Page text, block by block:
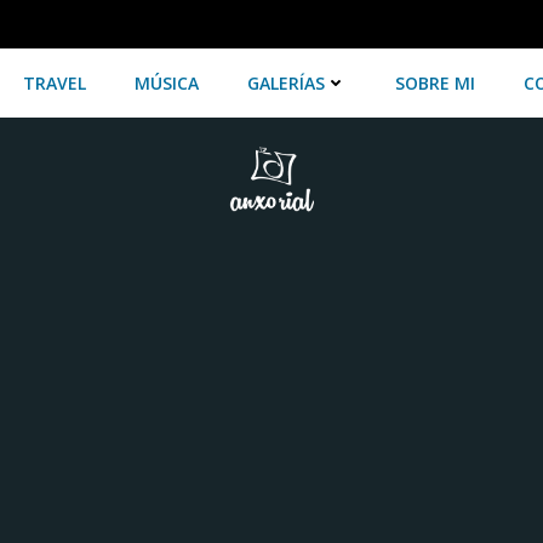
TRAVEL MÚSICA GALERÍAS SOBRE MI